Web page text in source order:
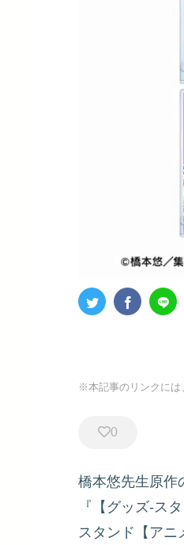
※本記事のリンクには
0
橋本悠先生原作
『【グッズ-ス
スタンド【アニ